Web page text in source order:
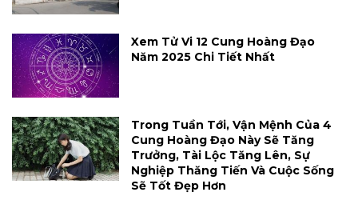
Xem Tử Vi 12 Cung Hoàng Đạo
Năm 2025 Chi Tiết Nhất
Trong Tuần Tới, Vận Mệnh Của 4
Cung Hoàng Đạo Này Sẽ Tăng
Trưởng, Tài Lộc Tăng Lên, Sự
Nghiệp Thăng Tiến Và Cuộc Sống
Sẽ Tốt Đẹp Hơn